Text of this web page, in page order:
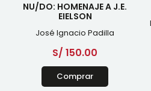
NU/DO: HOMENAJE A J.E.
EIELSON
José Ignacio Padilla
S/ 150.00
Comprar